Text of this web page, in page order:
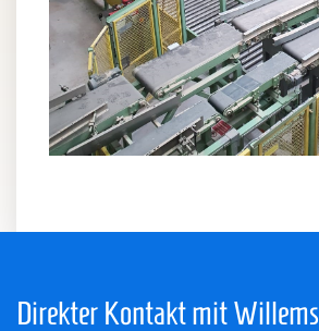
Direkter Kontakt mit Willems